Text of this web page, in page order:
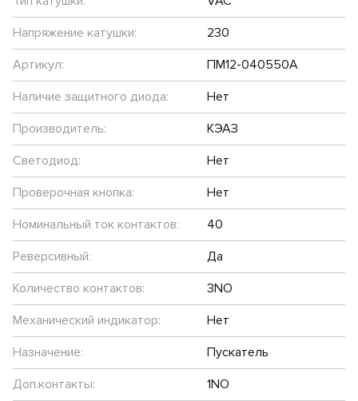
Напряжение катушки:
230
Артикул:
ПМ12-040550А
Наличие защитного диода:
Нет
Производитель:
КЭАЗ
Светодиод:
Нет
Проверочная кнопка:
Нет
Номинальный ток контактов:
40
Реверсивный:
Да
Количество контактов:
3NO
Механический индикатор:
Нет
Назначение:
Пускатель
Доп.контакты:
1NO